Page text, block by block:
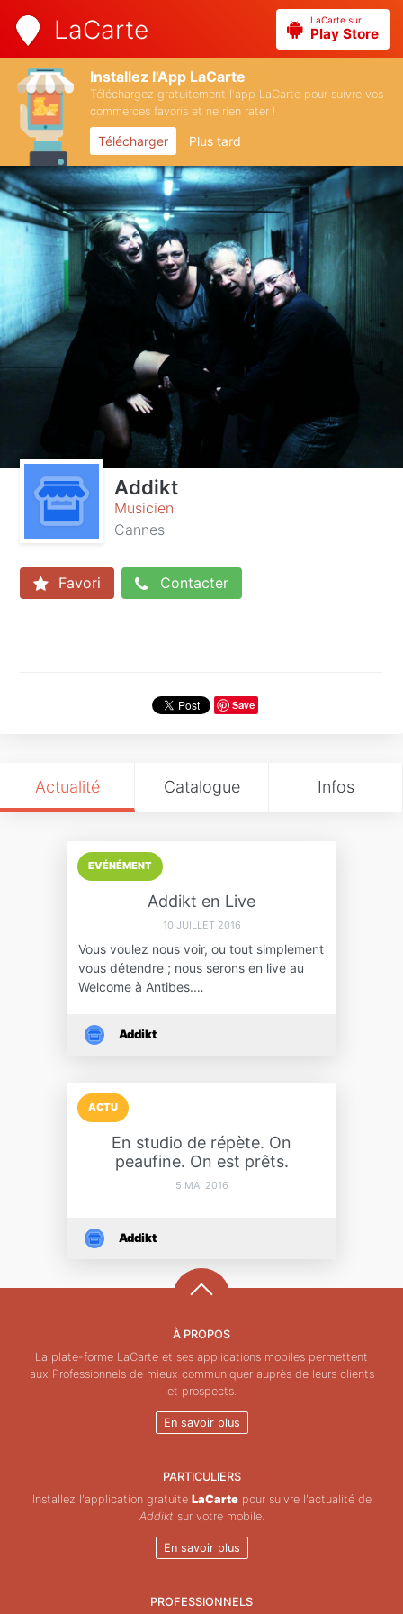
LaCarte LaCarte sur
Play Store
Installez l'App LaCarte
Téléchargez gratuitement l'app LaCarte pour suivre vos
commerces favoris et ne rien rater !
Télécharger Plus tard
Addikt
Musicien
Cannes
Favori Contacter
Save
Actualité Catalogue Infos
EVÉNÉMENT
Addikt en Live
10 JUILLET 2016
Vous voulez nous voir, ou tout simplement
vous détendre ; nous serons en live au
Welcome à Antibes.…
Addikt
ACTU
En studio de répète. On
peaufine. On est prêts.
5 MAI 2016
Addikt
À PROPOS
La plate-forme LaCarte et ses applications mobiles permettent
aux Professionnels de mieux communiquer auprès de leurs clients
et prospects.
En savoir plus
PARTICULIERS
Installez l'application gratuite LaCartepour suivre l'actualité de
Addikt sur votre mobile.
En savoir plus
PROFESSIONNELS